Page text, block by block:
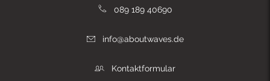
089 189 40690
info@aboutwaves.de
Kontaktformular